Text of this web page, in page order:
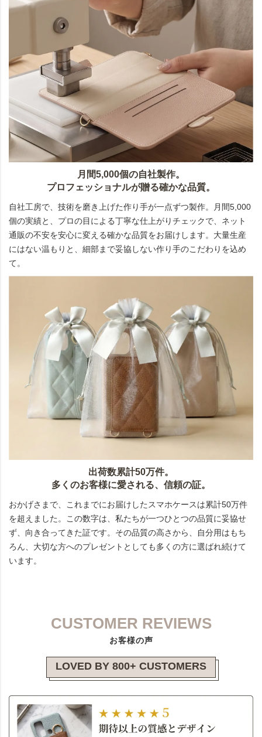
月間5,000個の自社製作。
プロフェッショナルが贈る確かな品質。
自社工房で、技術を磨き上げた作り手が一点ずつ製作。月間5,000
個の実績と、プロの目による丁寧な仕上がりチェックで、ネット
通販の不安を安心に変える確かな品質をお届けします。大量生産
にはない温もりと、細部まで妥協しない作り手のこだわりを込め
て。
出荷数累計50万件。
多くのお客様に愛される、信頼の証。
おかげさまで、これまでにお届けしたスマホケースは累計50万件
を超えました。この数字は、私たちが一つひとつの品質に妥協せ
ず、向き合ってきた証です。その品質の高さから、自分用はもち
ろん、大切な方へのプレゼントとしても多くの方に選ばれ続けて
います。
CUSTOMER REVIEWS
お客様の声
LOVED BY 800+ CUSTOMERS